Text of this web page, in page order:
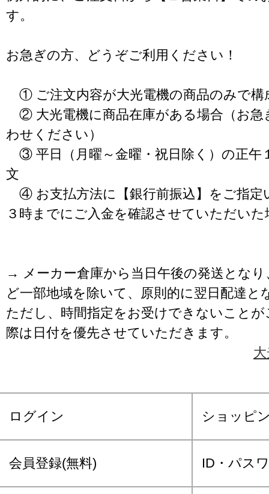
す。
お急ぎの方、どうぞご利用ください！
① ご注文内容が大光電機の商品のみで構
② 大光電機に商品在庫がある場合（お急
わせください）
③ 平日（月曜～金曜・祝日除く）の正午
文
④ お支払方法に【銀行前振込】をご指定
３時までにご入金を確認させていただいた
→ メーカー倉庫から当日午後の発送となり
ど一部地域を除いて、原則的に翌日配達と
ただし、時間指定をお受けできないこと
際は日付を優先させていただきます。
ログイン ショッピ
会員登録(無料) ID・パス